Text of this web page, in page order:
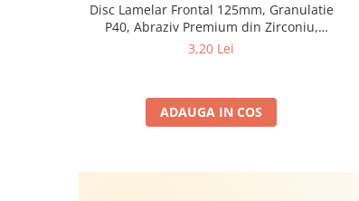
Disc Lamelar Frontal 125mm, Granulatie
P40, Abraziv Premium din Zirconiu,
Prindere 22.23mm, Viteza Maxima 13300
3,20 Lei
ADAUGA IN COS